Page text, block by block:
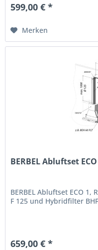
599,00 € *
Merken
BERBEL Abluftset
BERBEL Abluftset ECO
F 125 und Hybridfilter
659,00 € *